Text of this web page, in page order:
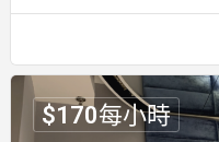
$170每小時